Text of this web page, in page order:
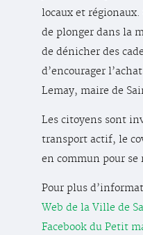
locaux et régionaux.
de plonger dans la
de dénicher des
d’encourager
Lemay, maire de
Les citoyens sont
transport actif, le
en commun pour se
Pour plus
Web de la Ville de
Facebook du Petit